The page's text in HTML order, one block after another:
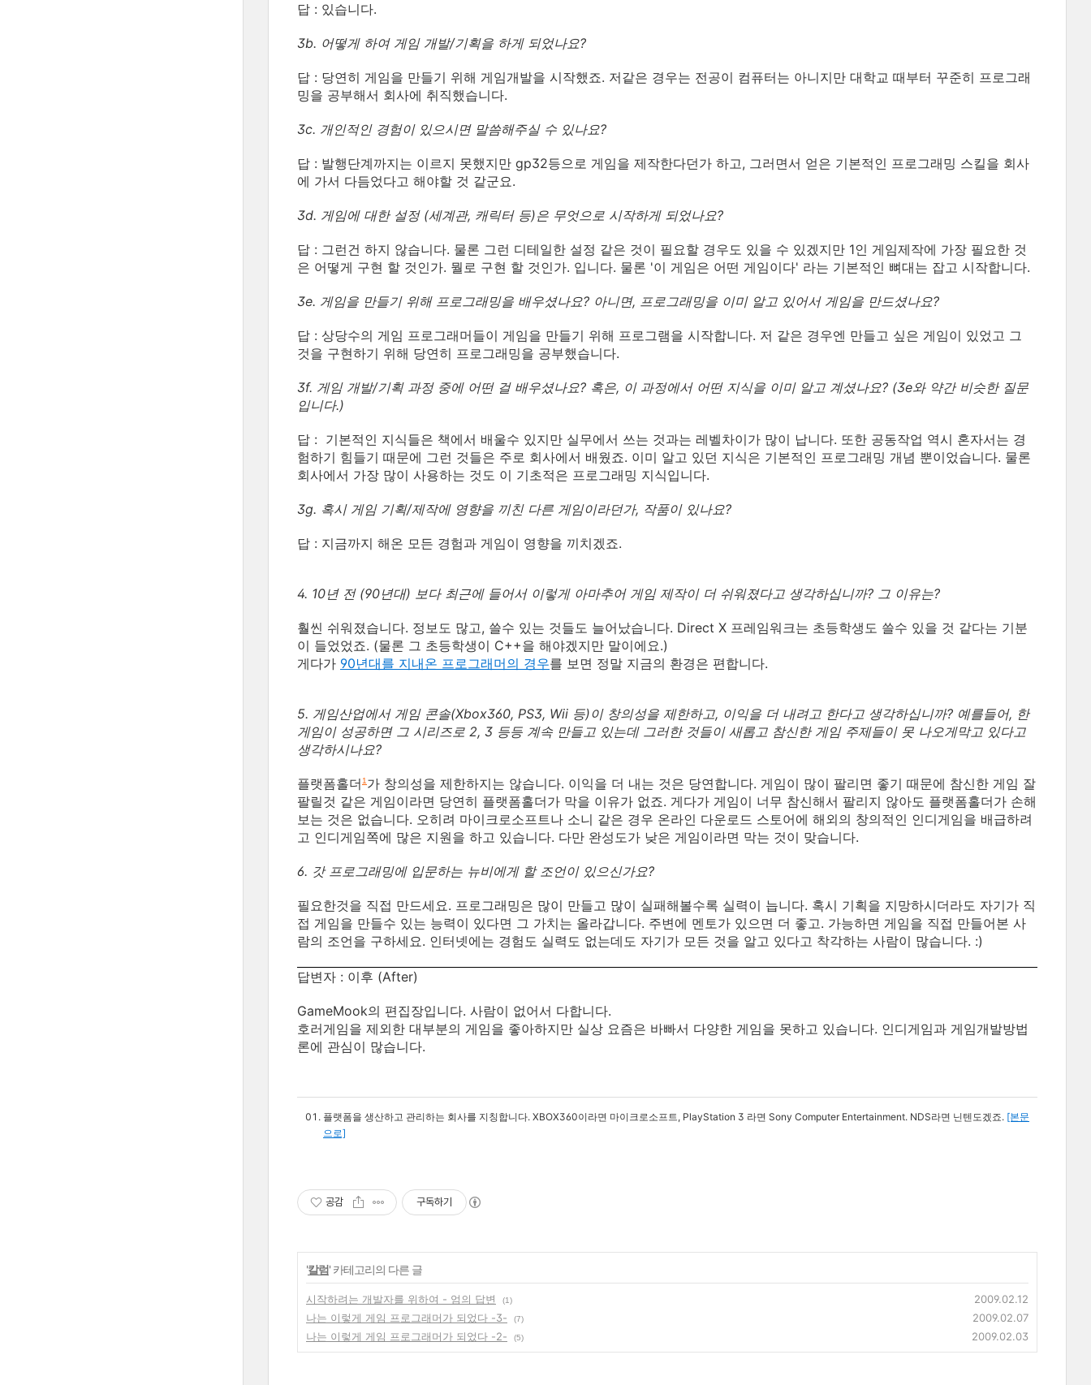
답 : 있습니다.
3b. 어떻게 하여 게임 개발/기획을 하게 되었나요?
답 : 당연히 게임을 만들기 위해 게임개발을 시작했죠. 저같은 경우는 전공이 컴퓨터는 아니지만 대학교 때부터 꾸준히 프로그래
밍을 공부해서 회사에 취직했습니다.
3c. 개인적인 경험이 있으시면 말씀해주실 수 있나요?
답 : 발행단계까지는 이르지 못했지만 gp32등으로 게임을 제작한다던가 하고, 그러면서 얻은 기본적인 프로그래밍 스킬을 회사
에 가서 다듬었다고 해야할 것 같군요.
3d. 게임에 대한 설정 (세계관, 캐릭터 등)은 무엇으로 시작하게 되었나요?
답 : 그런건 하지 않습니다. 물론 그런 디테일한 설정 같은 것이 필요할 경우도 있을 수 있겠지만 1인 게임제작에 가장 필요한 것
은 어떻게 구현 할 것인가. 뭘로 구현 할 것인가. 입니다. 물론 '이 게임은 어떤 게임이다' 라는 기본적인 뼈대는 잡고 시작합니다.
3e. 게임을 만들기 위해 프로그래밍을 배우셨나요? 아니면, 프로그래밍을 이미 알고 있어서 게임을 만드셨나요?
답 : 상당수의 게임 프로그래머들이 게임을 만들기 위해 프로그램을 시작합니다. 저 같은 경우엔 만들고 싶은 게임이 있었고 그
것을 구현하기 위해 당연히 프로그래밍을 공부했습니다.
3f. 게임 개발/기획 과정 중에 어떤 걸 배우셨나요? 혹은, 이 과정에서 어떤 지식을 이미 알고 계셨나요? (3e와 약간 비슷한 질문
입니다.)
답 : 기본적인 지식들은 책에서 배울수 있지만 실무에서 쓰는 것과는 레벨차이가 많이 납니다. 또한 공동작업 역시 혼자서는 경
험하기 힘들기 때문에 그런 것들은 주로 회사에서 배웠죠. 이미 알고 있던 지식은 기본적인 프로그래밍 개념 뿐이었습니다. 물론
회사에서 가장 많이 사용하는 것도 이 기초적은 프로그래밍 지식입니다.
3g. 혹시 게임 기획/제작에 영향을 끼친 다른 게임이라던가, 작품이 있나요?
답 : 지금까지 해온 모든 경험과 게임이 영향을 끼치겠죠.
4. 10년 전 (90년대) 보다 최근에 들어서 이렇게 아마추어 게임 제작이 더 쉬워졌다고 생각하십니까? 그 이유는?
훨씬 쉬워졌습니다. 정보도 많고, 쓸수 있는 것들도 늘어났습니다. Direct X 프레임워크는 초등학생도 쓸수 있을 것 같다는 기분
이 들었었죠. (물론 그 초등학생이 C++을 해야겠지만 말이에요.)
게다가 90년대를 지내온 프로그래머의 경우를 보면 정말 지금의 환경은 편합니다.
5. 게임산업에서 게임 콘솔(Xbox360, PS3, Wii 등)이 창의성을 제한하고, 이익을 더 내려고 한다고 생각하십니까? 예를들어, 한
게임이 성공하면 그 시리즈로 2, 3 등등 계속 만들고 있는데 그러한 것들이 새롭고 참신한 게임 주제들이 못 나오게막고 있다고
생각하시나요?
플랫폼홀더 1 가 창의성을 제한하지는 않습니다. 이익을 더 내는 것은 당연합니다. 게임이 많이 팔리면 좋기 때문에 참신한 게임 잘
팔릴것 같은 게임이라면 당연히 플랫폼홀더가 막을 이유가 없죠. 게다가 게임이 너무 참신해서 팔리지 않아도 플랫폼홀더가 손해
보는 것은 없습니다. 오히려 마이크로소프트나 소니 같은 경우 온라인 다운로드 스토어에 해외의 창의적인 인디게임을 배급하려
고 인디게임쪽에 많은 지원을 하고 있습니다. 다만 완성도가 낮은 게임이라면 막는 것이 맞습니다.
6. 갓 프로그래밍에 입문하는 뉴비에게 할 조언이 있으신가요?
필요한것을 직접 만드세요. 프로그래밍은 많이 만들고 많이 실패해볼수록 실력이 늡니다. 혹시 기획을 지망하시더라도 자기가 직
접 게임을 만들수 있는 능력이 있다면 그 가치는 올라갑니다. 주변에 멘토가 있으면 더 좋고. 가능하면 게임을 직접 만들어본 사
람의 조언을 구하세요. 인터넷에는 경험도 실력도 없는데도 자기가 모든 것을 알고 있다고 착각하는 사람이 많습니다. :)
답변자 : 이후 (After)
GameMook의 편집장입니다. 사람이 없어서 다합니다.
호러게임을 제외한 대부분의 게임을 좋아하지만 실상 요즘은 바빠서 다양한 게임을 못하고 있습니다. 인디게임과 게임개발방법
론에 관심이 많습니다.
플랫폼을 생산하고 관리하는 회사를 지칭합니다. XBOX360이라면 마이크로소프트, PlayStation 3 라면 Sony Computer Entertainment. NDS라면 닌텐도겠죠. [본문
으로]
공감 구독하기
'칼럼' 카테고리의 다른 글
시작하려는 개발자를 위하여 - 엄의 답변 (1)
2009.02.12
나는 이렇게 게임 프로그래머가 되었다 -3-
(7)
2009.02.07
나는 이렇게 게임 프로그래머가 되었다 -2-
(5) 2009.02.03